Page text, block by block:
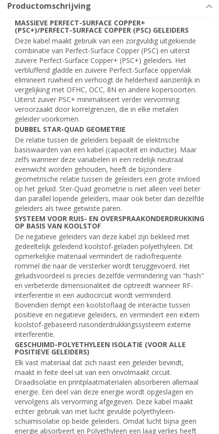
Productomschrijving
MASSIEVE PERFECT-SURFACE COPPER+
(PSC+)/PERFECT-SURFACE COPPER (PSC) GELEIDERS
Deze kabel maakt gebruik van een zorgvuldig uitgekiende
combinatie van Perfect-Surface Copper (PSC) en uiterst
zuivere Perfect-Surface Copper+ (PSC+) geleiders. Het
verbluffend gladde en zuivere Perfect-Surface oppervlak
elimineert ruwheid en verhoogt de helderheid aanzienlijk in
vergelijking met OFHC, OCC, 8N en andere kopersoorten.
Uiterst zuiver PSC+ minimaliseert verder vervorming
veroorzaakt door korrelgrenzen, die in elke metalen
geleider voorkomen.
DUBBEL STAR-QUAD GEOMETRIE
De relatie tussen de geleiders bepaalt de elektrische
basiswaarden van een kabel (capaciteit en inductie). Maar
zelfs wanneer deze variabelen in een redelijk neutraal
evenwicht worden gehouden, heeft de bijzondere
geometrische relatie tussen de geleiders een grote invloed
op het geluid. Ster-Quad geometrie is niet alleen veel beter
dan parallel lopende geleiders, maar ook beter dan dezelfde
geleiders als twee getwiste paren.
SYSTEEM VOOR RUIS- EN OVERSPRAAKONDERDRUKKING
OP BASIS VAN KOOLSTOF
De negatieve geleiders van deze kabel zijn bekleed met
gedeeltelijk geleidend koolstof-geladen polyethyleen. Dit
opmerkelijke materiaal vermindert de radiofrequente
rommel die naar de versterker wordt teruggevoerd. Het
geluidsvoordeel is precies dezelfde vermindering van "hash"
en verbeterde dimensionaliteit die optreedt wanneer RF-
interferentie in een audiocircuit wordt verminderd.
Bovendien dempt een koolstoflaag de interactie tussen
positieve en negatieve geleiders, en vermindert een extern
koolstof-gebaseerd ruisonderdrukkingssysteem externe
interferentie.
GESCHUIMD-POLYETHYLEEN ISOLATIE (VOOR ALLE
POSITIEVE GELEIDERS)
Elk vast materiaal dat zich naast een geleider bevindt,
maakt in feite deel uit van een onvolmaakt circuit.
Draadisolatie en printplaatmaterialen absorberen allemaal
energie. Een deel van deze energie wordt opgeslagen en
vervolgens als vervorming afgegeven. Deze kabel maakt
echter gebruik van met lucht gevulde polyethyleen-
schuimisolatie op beide geleiders. Omdat lucht bijna geen
energie absorbeert en Polyethyleen een laag verlies heeft